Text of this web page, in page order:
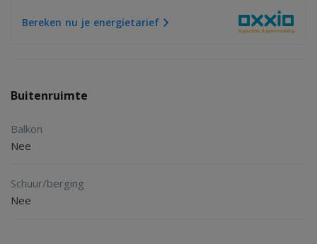
Bereken nu je energietarief
Buitenruimte
Balkon
Nee
Schuur/berging
Nee